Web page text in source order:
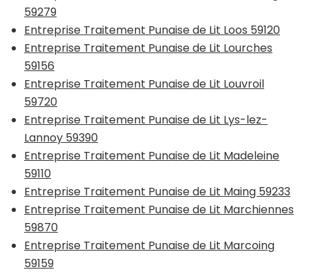
59279
Entreprise Traitement Punaise de Lit Loos 59120
Entreprise Traitement Punaise de Lit Lourches
59156
Entreprise Traitement Punaise de Lit Louvroil
59720
Entreprise Traitement Punaise de Lit Lys-lez-
Lannoy 59390
Entreprise Traitement Punaise de Lit Madeleine
59110
Entreprise Traitement Punaise de Lit Maing 59233
Entreprise Traitement Punaise de Lit Marchiennes
59870
Entreprise Traitement Punaise de Lit Marcoing
59159